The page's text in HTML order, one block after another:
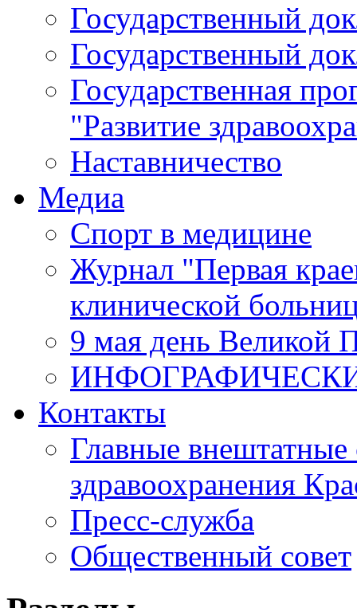
Государственный
Государственный
Государственная
"Развитие
Наставничество
Медиа
Спорт в медицине
Журнал "Первая
клинической
9 мая день Великой
Контакты
Главные внештатные
здравоохранения
Пресс-служба
Общественный совет